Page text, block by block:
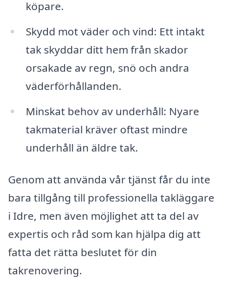
köpare.
Skydd mot väder och vind: Ett intakt
tak skyddar ditt hem från skador
orsakade av regn, snö och andra
väderförhållanden.
Minskat behov av underhåll: Nyare
takmaterial kräver oftast mindre
underhåll än äldre tak.
Genom att använda vår tjänst får du inte
bara tillgång till professionella takläggare
i Idre, men även möjlighet att ta del av
expertis och råd som kan hjälpa dig att
fatta det rätta beslutet för din
takrenovering.